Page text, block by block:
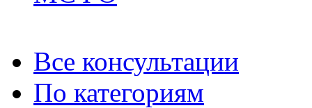
Все консультации
По категориям